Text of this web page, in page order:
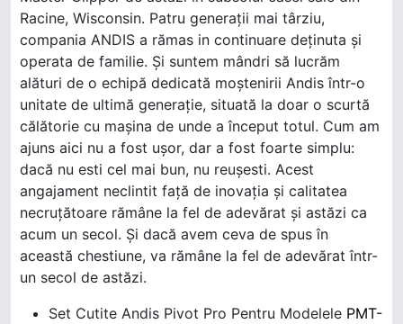
Racine, Wisconsin. Patru generații mai târziu,
compania ANDIS a rămas in continuare deținuta și
operata de familie. Și suntem mândri să lucrăm
alături de o echipă dedicată moștenirii Andis într-o
unitate de ultimă generație, situată la doar o scurtă
călătorie cu mașina de unde a început totul. Cum am
ajuns aici nu a fost ușor, dar a fost foarte simplu:
dacă nu esti cel mai bun, nu reușesti. Acest
angajament neclintit față de inovația și calitatea
necruțătoare rămâne la fel de adevărat și astăzi ca
acum un secol. Și dacă avem ceva de spus în
această chestiune, va rămâne la fel de adevărat într-
un secol de astăzi.
Set Cutite Andis Pivot Pro Pentru Modelele PMT-